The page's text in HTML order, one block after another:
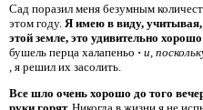
Сад поразил меня безумным
этом году. Я имею в виду,
этой земле, это удивительно
бушель перца халапеньо · и,
, я решил их засолить.
Все шло очень хорошо до того